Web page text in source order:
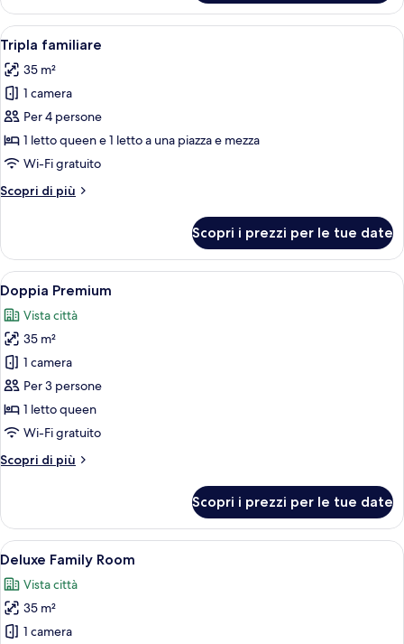
Superior
Apri
tutte
le
foto
per
Tripla
familiare
Una camera d'albergo con due letti,
7
Tripla familiare
35 m²
1 camera
Per 4 persone
1 letto queen e 1 letto a una piazza e mezza
Wi-Fi gratuito
Scopri di più
Altri
familiare
Scopri i prezzi per le tue date
Apri
tutte
le
foto
per
Doppia
Premium
Una camera d'albergo con un letto
9
Doppia Premium
Vista città
35 m²
1 camera
Per 3 persone
1 letto queen
Wi-Fi gratuito
Scopri di più
Altri
Premium
Scopri i prezzi per le tue date
Apri
tutte
le
foto
per
Una camera d'albergo con due letti,
8
Deluxe Family Room
Vista città
35 m²
1 camera